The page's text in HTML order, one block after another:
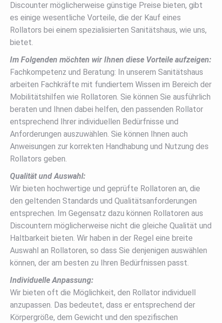
Discounter möglicherweise günstige Preise bieten, gibt
es einige wesentliche Vorteile, die der Kauf eines
Rollators bei einem spezialisierten Sanitätshaus, wie uns,
bietet.
Im Folgenden möchten wir Ihnen diese Vorteile aufzeigen:
Fachkompetenz und Beratung: In unserem Sanitätshaus
arbeiten Fachkräfte mit fundiertem Wissen im Bereich der
Mobilitätshilfen wie Rollatoren. Sie können Sie ausführlich
beraten und Ihnen dabei helfen, den passenden Rollator
entsprechend Ihrer individuellen Bedürfnisse und
Anforderungen auszuwählen. Sie können Ihnen auch
Anweisungen zur korrekten Handhabung und Nutzung des
Rollators geben.
Qualität und Auswahl:
Wir bieten hochwertige und geprüfte Rollatoren an, die
den geltenden Standards und Qualitätsanforderungen
entsprechen. Im Gegensatz dazu können Rollatoren aus
Discountern möglicherweise nicht die gleiche Qualität und
Haltbarkeit bieten. Wir haben in der Regel eine breite
Auswahl an Rollatoren, so dass Sie denjenigen auswählen
können, der am besten zu Ihren Bedürfnissen passt.
Individuelle Anpassung:
Wir bieten oft die Möglichkeit, den Rollator individuell
anzupassen. Das bedeutet, dass er entsprechend der
Körpergröße, dem Gewicht und den spezifischen